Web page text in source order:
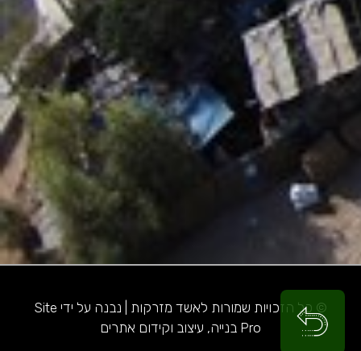
© כל הזכויות שמורות לאשד מזרקות | נבנה על ידי Site
Pro בנייה, עיצוב וקידום אתרים